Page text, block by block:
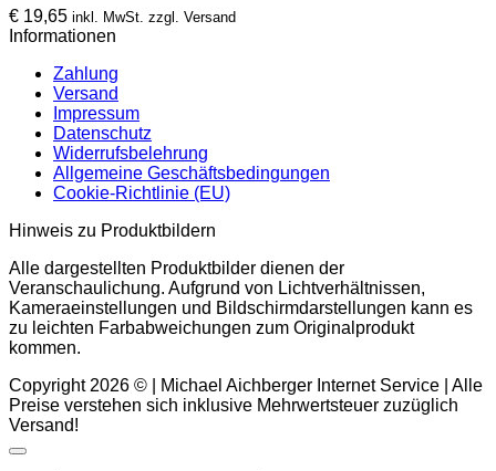
€ 19,65 inkl. MwSt. zzgl. Versand
Informationen
Zahlung
Versand
Impressum
Datenschutz
Widerrufsbelehrung
Allgemeine Geschäftsbedingungen
Cookie-Richtlinie (EU)
Hinweis zu Produktbildern
Alle dargestellten Produktbilder dienen der
Veranschaulichung. Aufgrund von Lichtverhältnissen,
Kameraeinstellungen und Bildschirmdarstellungen kann es
zu leichten Farbabweichungen zum Originalprodukt
kommen.
Copyright 2026 © | Michael Aichberger Internet Service | Alle
Preise verstehen sich inklusive Mehrwertsteuer zuzüglich
Versand!